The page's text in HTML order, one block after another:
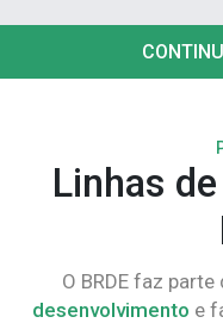
Linhas
O BRDE faz
desenvolvimento e